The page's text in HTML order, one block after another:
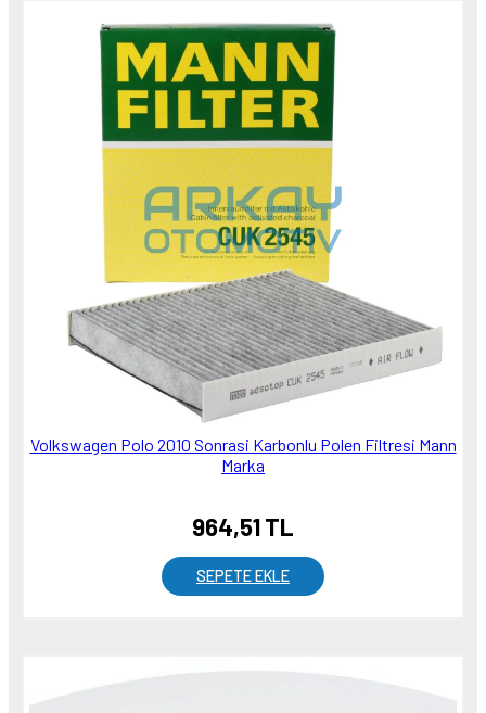
Volkswagen Polo 2010 Sonrasi Karbonlu Polen Filtresi Mann
Marka
964,51 TL
SEPETE EKLE